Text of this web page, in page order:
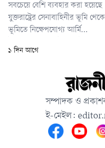
সবচেয়ে বেশি ব্যবহার করা হয়েছে
যুক্তরাষ্ট্রের সেনাবাহিনীর ভূমি থেকে
ভূমিতে নিক্ষেপযোগ্য আর্মি
(অ্যাটাকমস) এবং প্রিসিশন স্ট্রাইক
সূত্রের ভাষ্য, এসব দূরপাল্লার
ক্ষেপণাস্ত্রের ‘প্রায় সবই’ ইতোমধ্যে
ব্যবহার করে ফেলেছে যুক্তরাষ্ট্র।
১ দিন আগে
সম্পাদক ও
ই-মেইল: